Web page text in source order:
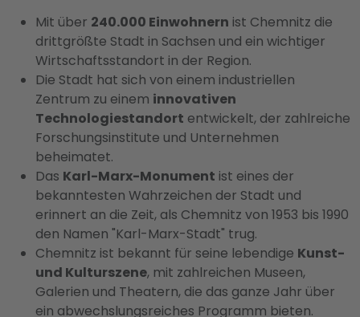
Mit über 240.000 Einwohnern ist Chemnitz die
drittgrößte Stadt in Sachsen und ein wichtiger
Wirtschaftsstandort in der Region.
Die Stadt hat sich von einem industriellen
Zentrum zu einem innovativen
Technologiestandort entwickelt, der zahlreiche
Forschungsinstitute und Unternehmen
beheimatet.
Das Karl-Marx-Monument ist eines der
bekanntesten Wahrzeichen der Stadt und
erinnert an die Zeit, als Chemnitz von 1953 bis 1990
den Namen "Karl-Marx-Stadt" trug.
Chemnitz ist bekannt für seine lebendige Kunst-
und Kulturszene, mit zahlreichen Museen,
Galerien und Theatern, die das ganze Jahr über
ein abwechslungsreiches Programm bieten.